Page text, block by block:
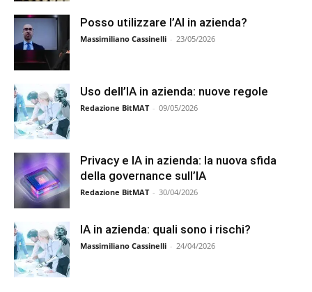
Posso utilizzare l’AI in azienda?
Massimiliano Cassinelli - 23/05/2026
Uso dell’IA in azienda: nuove regole
Redazione BitMAT - 09/05/2026
Privacy e IA in azienda: la nuova sfida
della governance sull’IA
Redazione BitMAT - 30/04/2026
IA in azienda: quali sono i rischi?
Massimiliano Cassinelli - 24/04/2026